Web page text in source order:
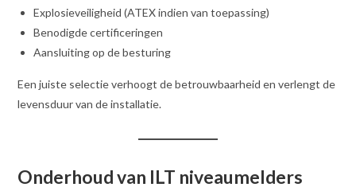
Explosieveiligheid (ATEX indien van toepassing)
Benodigde certificeringen
Aansluiting op de besturing
Een juiste selectie verhoogt de betrouwbaarheid en verlengt de
levensduur van de installatie.
Onderhoud van ILT niveaumelders